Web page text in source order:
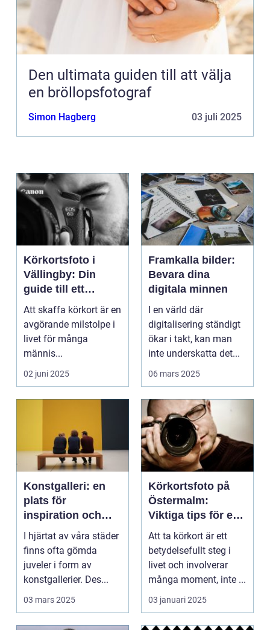
Den ultimata guiden till att välja
en bröllopsfotograf
Simon Hagberg 03 juli 2025
Körkortsfoto i
Vällingby: Din
guide till ett
perfekt foto
Att skaffa körkort är en
avgörande milstolpe i
livet för många
männis...
02 juni 2025
Framkalla bilder:
Bevara dina
digitala minnen
I en värld där
digitalisering ständigt
ökar i takt, kan man
inte underskatta det...
06 mars 2025
Konstgalleri: en
plats för
inspiration och
kreativ upplevelse
I hjärtat av våra städer
finns ofta gömda
juveler i form av
konstgallerier. Des...
03 mars 2025
Körkortsfoto på
Östermalm:
Viktiga tips för en
perfekt bild
Att ta körkort är ett
betydelsefullt steg i
livet och involverar
många moment, inte ...
03 januari 2025